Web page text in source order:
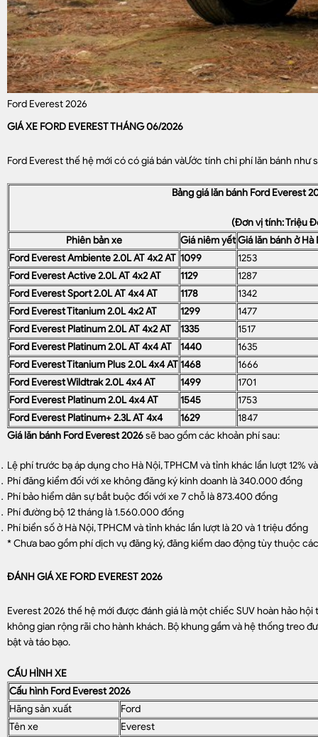
Ford Everest 2026
GIÁ XE FORD EVEREST THÁNG 06/2026
Ford Everest thế hệ mới có có giá bán vàƯớc tính chi phí lăn bánh như
Bảng giá lăn bánh Ford Everest
(Đơn vị tính: Triệu
Phiên bản xe
Giá niêm yếtGiá lăn bánh ở Hà
Ford Everest Ambiente 2.0L AT 4x2 AT 1099
1253
Ford Everest Active 2.0L AT 4x2 AT
1129
1287
Ford Everest Sport 2.0L AT 4x4 AT
1178
1342
Ford Everest Titanium 2.0L 4x2 AT
1299
1477
Ford Everest Platinum 2.0L AT 4x2 AT
1335
1517
Ford Everest Platinum 2.0L AT 4x4 AT
1440
1635
Ford Everest Titanium Plus 2.0L 4x4 AT1468
1666
Ford Everest Wildtrak 2.0L 4x4 AT
1499
1701
Ford Everest Platinum 2.0L 4x4 AT
1545
1753
Ford Everest Platinum+ 2.3L AT 4x4
1629
1847
Giá lăn bánh Ford Everest 2026sẽ bao gồm các khoản phí sau:
Lệ phí trước bạ áp dụng cho Hà Nội, TPHCM và tỉnh khác lần lượt 12%
Phí đăng kiểm đối với xe không đăng ký kinh doanh là 340.000 đồng
Phí bảo hiểm dân sự bắt buộc đối với xe 7 chỗ là 873.400 đồng
Phí đường bộ 12 tháng là 1.560.000 đồng
Phí biển số ở Hà Nội, TPHCM và tỉnh khác lần lượt là 20 và 1 triệu đồng
* Chưa bao gồm phí dịch vụ đăng ký, đăng kiểm dao động tùy thuộc
ĐÁNH GIÁ XE FORD EVEREST 2026
Everest 2026 thế hệ mới được đánh giá là một chiếc SUV hoàn hảo
không gian rộng rãi cho hành khách. Bộ khung gầm và hệ thống treo
bật và táo bạo.
CẤU HÌNH XE
Cấu hình Ford Everest 2026
Hãng sản xuất
Ford
Tên xe
Everest